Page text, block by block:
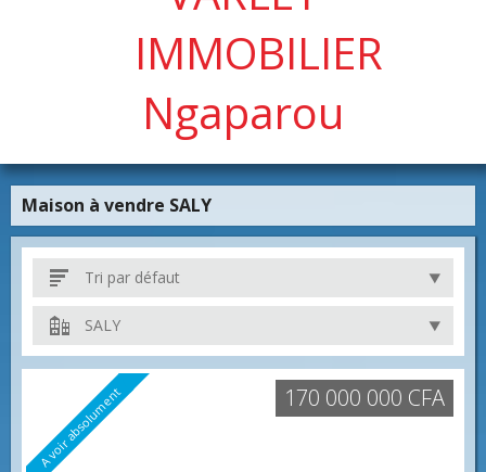
Maison à vendre SALY
Tri par défaut
SALY
A voir absolument 170 000 000 CFA